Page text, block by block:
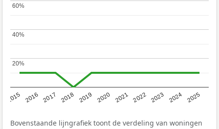
2015 2016 2017 2018 2019 2020 2021 2022 2023 2024 2025
20%
20%
40%
40%
60%
60%
Bovenstaande lijngrafiek toont de verdeling van woningen